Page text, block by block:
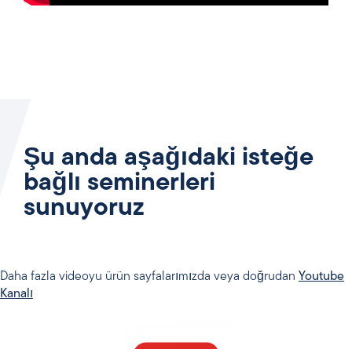
Şu anda aşağıdaki isteğe
bağlı seminerleri
sunuyoruz
Daha fazla videoyu ürün sayfalarımızda veya doğrudan Youtube
Kanalı